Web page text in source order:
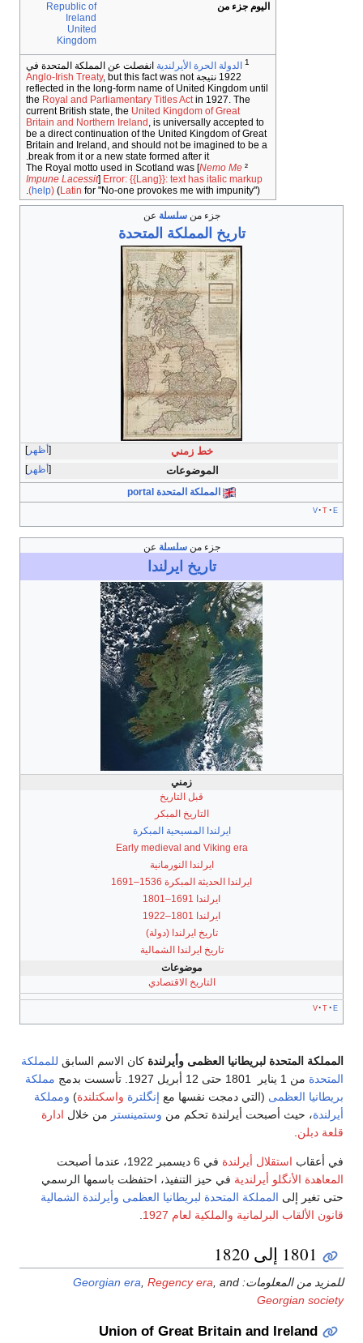
اليوم جزء من
Republic of
Ireland
United
Kingdom
1 الدولة الحرة الأيرلندية انفصلت عن المملكة المتحدة في
1922 نتيجة
Anglo-Irish Treaty, but this fact was not
reflected in the long-form name of United Kingdom until
the Royal and Parliamentary Titles Actin 1927. The
current British state, the United Kingdom of Great
Britain and Northern Ireland , is universally accepted to
be a direct continuation of the United Kingdom of Great
Britain and Ireland, and should not be imagined to be a
break from it or a new state formed after it.
² The Royal motto used in Scotland was [
Nemo Me
Impune Lacessit] Error: {{Lang}}: text has italic markup
(help) (Latin for "No-one provokes me with impunity").
جزء منسلسلة عن
تاريخ المملكة المتحدة
أظهر خط زمني
أظهر الموضوعات
المملكة المتحدة portal
v t e
جزء منسلسلة عن
تاريخ ايرلندا
زمني
قبل التاريخ
التاريخ المبكر
ايرلندا المسيحية المبكرة
Early medieval and Viking era
ايرلندا النورمانية
ايرلندا الحديثة المبكرة 1536–1691
ايرلندا 1691–1801
ايرلندا 1801–1922
تاريخ ايرلندا (دولة)
تاريخ ايرلندا الشمالية
موضوعات
التاريخ الاقتصادي
v t e
المملكة المتحدة لبريطانيا العظمى وأيرلندة كان الاسم السابق للمملكة
المتحدة من 1 يناير 1801 حتى 12 أبريل 1927. تأسست بدمج
مملكة
بريطانيا العظمى (التي دمجت نفسها مع إنگلترة واسكتلندة) ومملكة
أيرلندة، حيث أصبحت أيرلندة تحكم من وستمينستر من خلال ادارة
قلعة دبلن
في أعقاب استقلال أيرلندة في 6 ديسمبر 1922، عندما أصبحت
المعاهدة الأنگلو أيرلندية في حيز التنفيذ، احتفظت باسمها الرسمي
حتى تغير إلى المملكة المتحدة لبريطانيا العظمى وأيرلندة الشمالية
قانون الألقاب البرلمانية والملكية لعام 1927
1801 إلى 1820
للمزيد من المعلومات: Georgian era Regency era , and
Georgian society
Union of Great Britain and Ireland